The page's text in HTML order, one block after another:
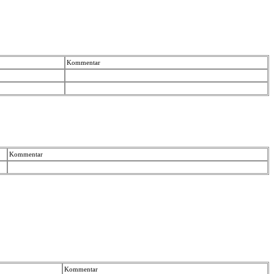
Kommentar
Kommentar
Kommentar